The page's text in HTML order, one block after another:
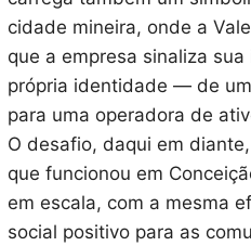
cidade mineira, onde a
que a empresa sinaliza
própria identidade — de
para uma operadora de
O desafio, daqui em
que funcionou em
em escala, com a mesma
social positivo para as